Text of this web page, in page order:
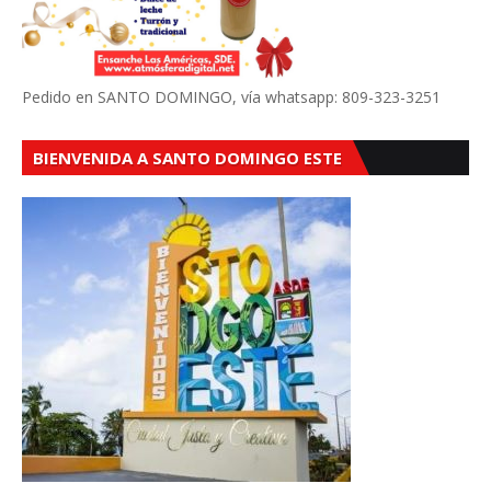
Pedido en SANTO DOMINGO, vía whatsapp: 809-323-3251
BIENVENIDA A SANTO DOMINGO ESTE